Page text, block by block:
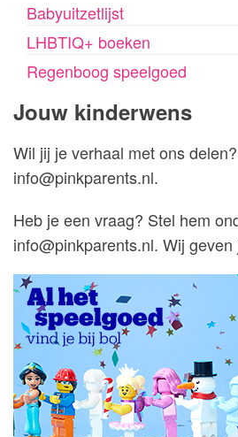
Babyuitzetlijst
LHBTIQ+ boeken
Regenboog speelgoed
Jouw kinderwens
Wil jij je verhaal met ons
info@pinkparents.nl.
Heb je een vraag? Stel hem
info@pinkparents.nl. Wij